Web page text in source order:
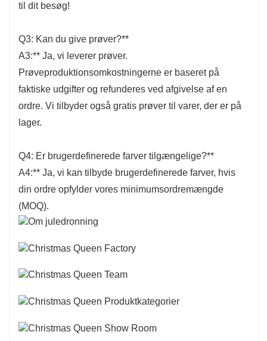
til dit besøg!
Q3: Kan du give prøver?**
A3:** Ja, vi leverer prøver.
Prøveproduktionsomkostningerne er baseret på
faktiske udgifter og refunderes ved afgivelse af en
ordre. Vi tilbyder også gratis prøver til varer, der er på
lager.
Q4: Er brugerdefinerede farver tilgængelige?**
A4:** Ja, vi kan tilbyde brugerdefinerede farver, hvis
din ordre opfylder vores minimumsordremængde
(MOQ).